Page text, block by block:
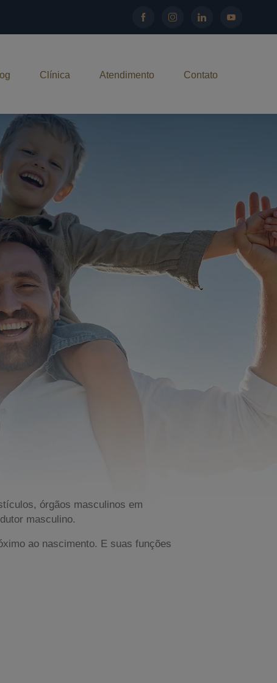
Clínica Atendimento Contato
órgãos masculinos em
masculino.
ao nascimento. E suas funções